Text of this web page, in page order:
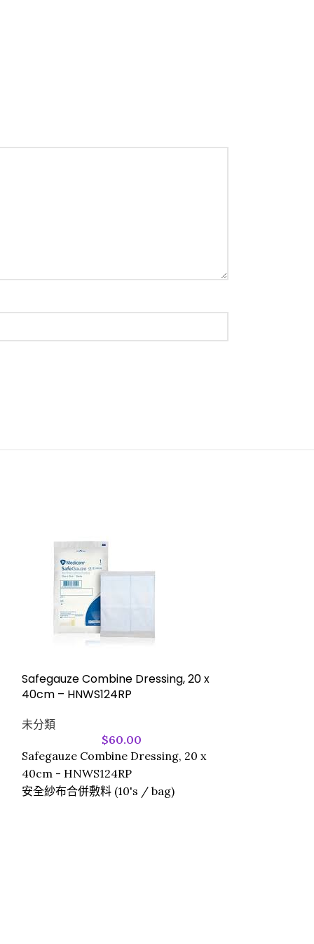
Safegauze Combine Dressing, 20 x
40cm – HNWS124RP
未分類
$60.00
Safegauze Combine Dressing, 20 x
40cm - HNWS124RP
安全紗布合併敷料 (10's / bag)